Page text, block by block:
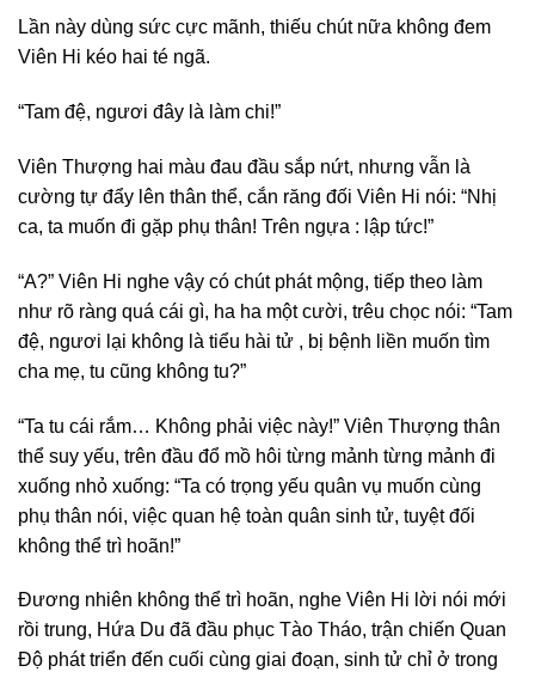
Lần này dùng sức cực mãnh, thiếu chút nữa không đem
Viên Hi kéo hai té ngã.
“Tam đệ, ngươi đây là làm chi!”
Viên Thượng hai màu đau đầu sắp nứt, nhưng vẫn là
cường tự đẩy lên thân thể, cắn răng đối Viên Hi nói: “Nhị
ca, ta muốn đi gặp phụ thân! Trên ngựa : lập tức!”
“A?” Viên Hi nghe vậy có chút phát mộng, tiếp theo làm
như rõ ràng quá cái gì, ha ha một cười, trêu chọc nói: “Tam
đệ, ngươi lại không là tiểu hài tử , bị bệnh liền muốn tìm
cha mẹ, tu cũng không tu?”
“Ta tu cái rắm… Không phải việc này!” Viên Thượng thân
thể suy yếu, trên đầu đổ mồ hôi từng mảnh từng mảnh đi
xuống nhỏ xuống: “Ta có trọng yếu quân vụ muốn cùng
phụ thân nói, việc quan hệ toàn quân sinh tử, tuyệt đối
không thể trì hoãn!”
Đương nhiên không thể trì hoãn, nghe Viên Hi lời nói mới
rồi trung, Hứa Du đã đầu phục Tào Tháo, trận chiến Quan
Độ phát triển đến cuối cùng giai đoạn, sinh tử chỉ ở trong